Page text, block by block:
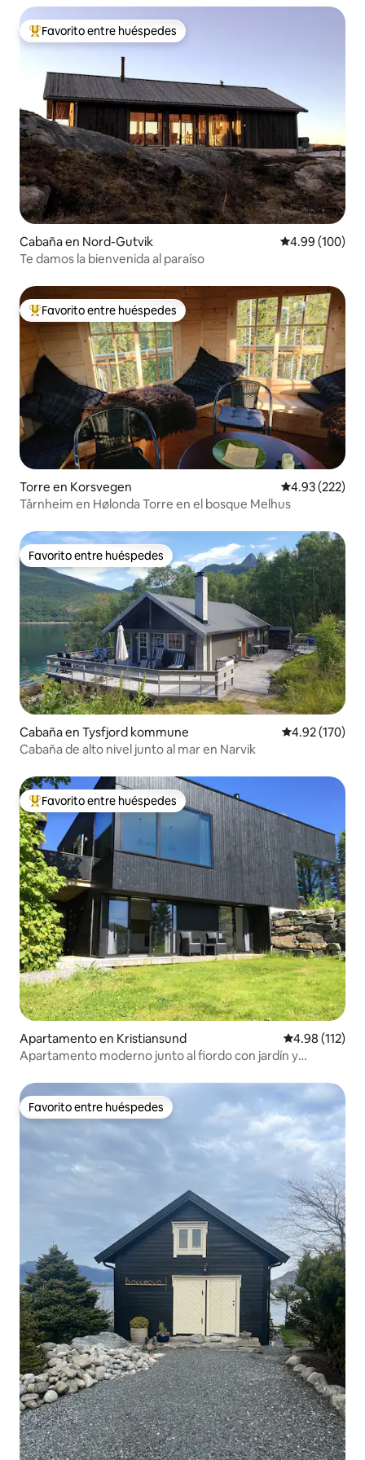
Favorito entre huéspedes preferido
Favorito entre huéspedes
Cabaña en Nord-Gutvik Calificación
4.99 (100)
Te damos la bienvenida al paraíso
Favorito entre huéspedes preferido
Favorito entre huéspedes
Torre en Korsvegen Calificación
4.93 (222)
Tårnheim en Hølonda Torre en el bosque Melhus
Favorito entre huéspedes
Favorito entre huéspedes
Cabaña en Tysfjord kommune Calificación
4.92 (170)
Cabaña de alto nivel junto al mar en Narvik
Favorito entre huéspedes preferido
Favorito entre huéspedes
Apartamento en Kristiansund Calificación
4.98 (112)
Apartamento moderno junto al fiordo con jardín y
Favorito entre huéspedes
Favorito entre huéspedes